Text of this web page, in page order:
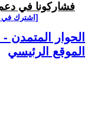
فشاركونا في دعم
[اشترك في
الحوار المتمدن -
الموقع الرئيسي